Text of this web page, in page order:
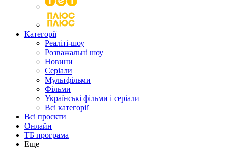
Категорії
Реаліті-шоу
Розважальні шоу
Новини
Серіали
Мультфільми
Фільми
Українські фільми і серіали
Всі категорії
Всі проєкти
Онлайн
ТБ програма
Еще